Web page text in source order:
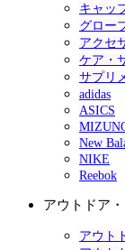
キャッ
グロー
アクセ
ケア・
サプリ
adidas
ASICS
New
NIKE
Reebok
アウトドア
アウト